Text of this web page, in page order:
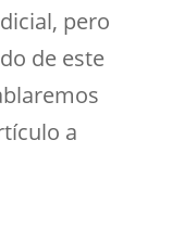
pero
de este
a